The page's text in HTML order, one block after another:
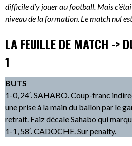
difficile d’y jouer au football. Mais
niveau de la formation. Le match nul
LA FEUILLE DE MATCH ->
1
BUTS
1-0, 24′. SAHABO. Coup-franc
une prise à la main du ballon par le
retrait. Faiz décale Sahabo qui
1-1, 58′. CADOCHE. Sur penalty.